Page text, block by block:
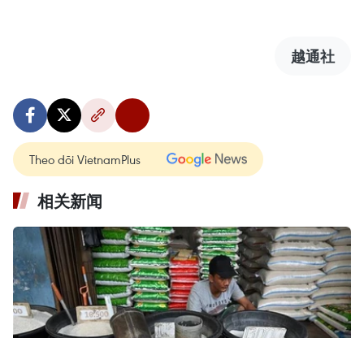
越通社
Theo dõi VietnamPlus
相关新闻